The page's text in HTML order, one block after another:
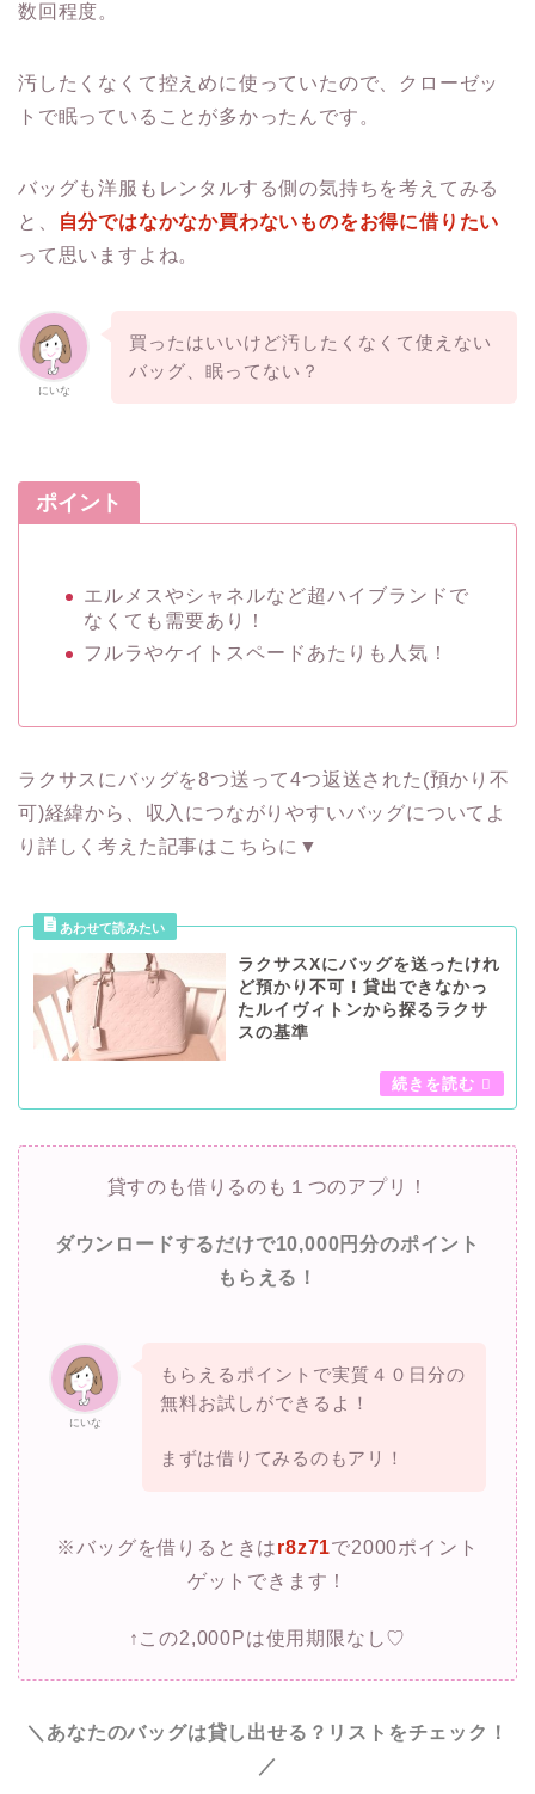
数回程度。
汚したくなくて控えめに使っていたので、クローゼッ
トで眠っていることが多かったんです。
バッグも洋服もレンタルする側の気持ちを考えてみる
と、
自分ではなかなか買わないものをお得に借りたい
って思いますよね。
にいな
買ったはいいけど汚したくなくて使えない
バッグ、眠ってない？
ポイント
エルメスやシャネルなど超ハイブランドで
なくても需要あり！
フルラやケイトスペードあたりも人気！
ラクサスにバッグを8つ送って4つ返送された(預かり不
可)経緯から、収入につながりやすいバッグについてよ
り詳しく考えた記事はこちらに▼
ラクサスXにバッグを送ったけれ
ど預かり不可！貸出できなかっ
たルイヴィトンから探るラクサ
スの基準
貸すのも借りるのも１つのアプリ！
ダウンロードするだけで10,000円分のポイント
もらえる！
にいな
もらえるポイントで実質４０日分の
無料お試しができるよ！
まずは借りてみるのもアリ！
※バッグを借りるときはr8z71で2000ポイント
ゲットできます！
↑この2,000Pは使用期限なし♡
＼あなたのバッグは貸し出せる？リストをチェック！
／